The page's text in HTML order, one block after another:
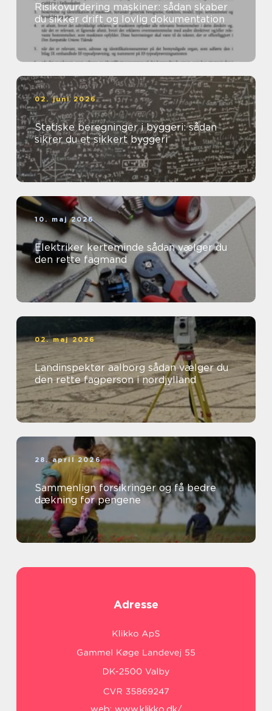
Risikovurdering maskiner: sådan skaber
du sikker drift og lovlig dokumentation
02. juni 2026
Statiske beregninger i byggeri: sådan
sikrer du et sikkert byggeri
10. maj 2026
Elektriker kerteminde sådan vælger du
den rette fagmand
02. maj 2026
Landinspektør aalborg sådan vælger du
den rette fagperson i nordjylland
28. april 2026
Sammenlign forsikringer og få bedre
dækning for pengene
Adresse